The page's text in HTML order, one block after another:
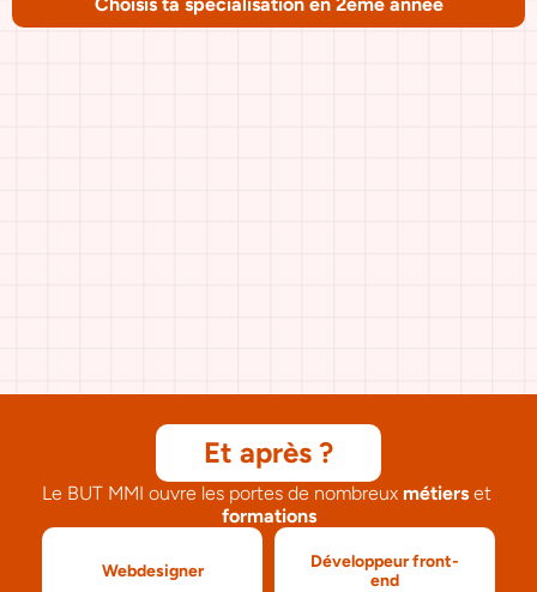
Et après ?
Le BUT MMI ouvre les portes de nombreux métiers
et
formations
Webdesigner
Développeur front-
end